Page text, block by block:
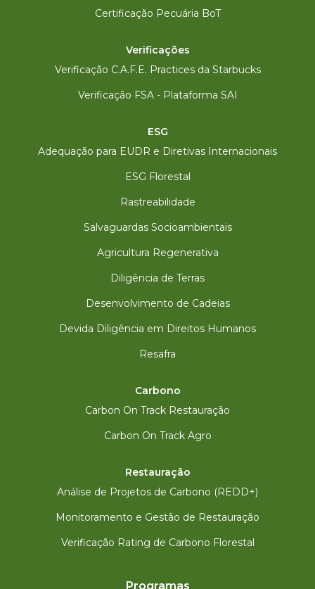
Certificação Pecuária BoT
Verificações
Verificação C.A.F.E. Practices da Starbucks
Verificação FSA - Plataforma SAI
ESG
Adequação para EUDR e Diretivas Internacionais
ESG Florestal
Rastreabilidade
Salvaguardas Socioambientais
Agricultura Regenerativa
Diligência de Terras
Desenvolvimento de Cadeias
Devida Diligência em Direitos Humanos
Resafra
Carbono
Carbon On Track Restauração
Carbon On Track Agro
Restauração
Análise de Projetos de Carbono (REDD+)
Monitoramento e Gestão de Restauração
Verificação Rating de Carbono Florestal
Programas